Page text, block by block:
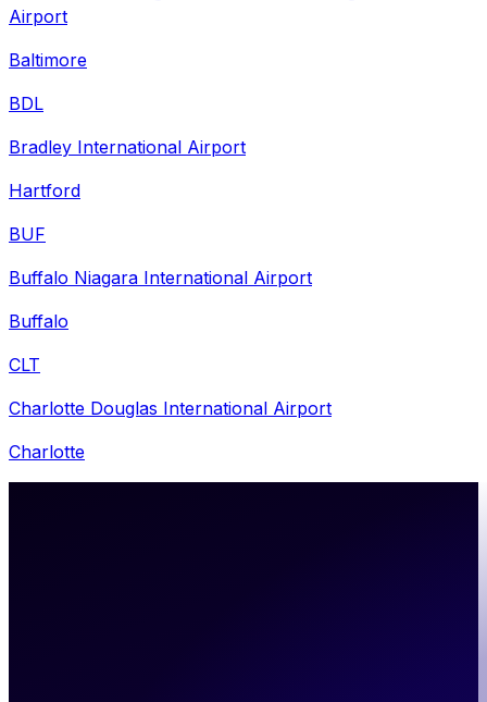
Airport
Baltimore
BDL
Bradley International Airport
Hartford
BUF
Buffalo Niagara International Airport
Buffalo
CLT
Charlotte Douglas International Airport
Charlotte